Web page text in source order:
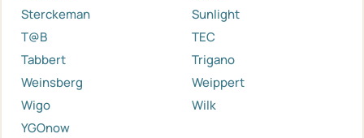
Sterckeman
Sunlight
T@B
TEC
Tabbert
Trigano
Weinsberg
Weippert
Wigo
Wilk
YGOnow